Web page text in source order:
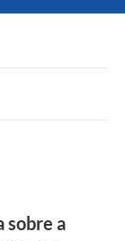
sobre a